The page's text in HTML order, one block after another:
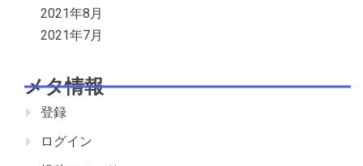
2021年8月
2021年7月
メタ情報
登録
ログイン